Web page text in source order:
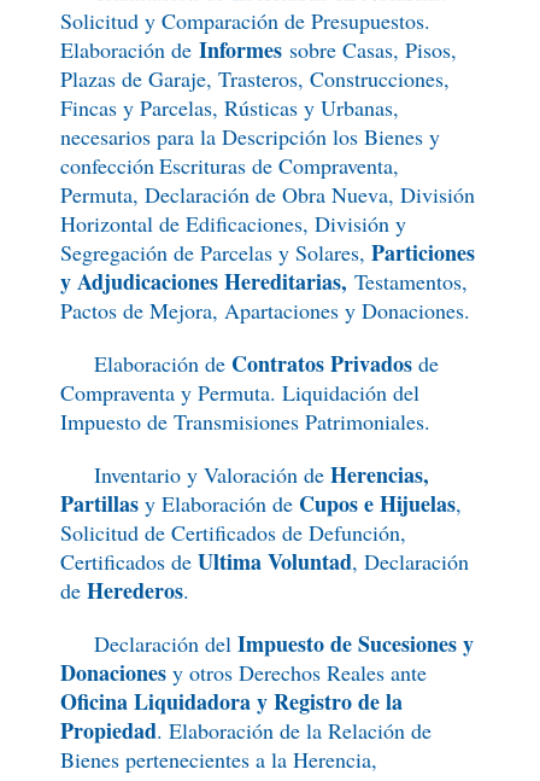
Solicitud y Comparación de Presupuestos.
Elaboración de Informes sobre Casas, Pisos,
Plazas de Garaje, Trasteros, Construcciones,
Fincas y Parcelas, Rústicas y Urbanas,
necesarios para la Descripción los Bienes y
confección Escrituras de Compraventa,
Permuta, Declaración de Obra Nueva, División
Horizontal de Edificaciones, División y
Segregación de Parcelas y Solares, Particiones
y Adjudicaciones Hereditarias, Testamentos,
Pactos de Mejora, Apartaciones y Donaciones.
Elaboración de Contratos Privados de
Compraventa y Permuta. Liquidación del
Impuesto de Transmisiones Patrimoniales.
Inventario y Valoración de Herencias,
Partillas y Elaboración de Cupos e Hijuelas,
Solicitud de Certificados de Defunción,
Certificados de Ultima Voluntad, Declaración
de Herederos.
Declaración del Impuesto de Sucesiones y
Donaciones y otros Derechos Reales ante
Oficina Liquidadora y Registro de la
Propiedad. Elaboración de la Relación de
Bienes pertenecientes a la Herencia,